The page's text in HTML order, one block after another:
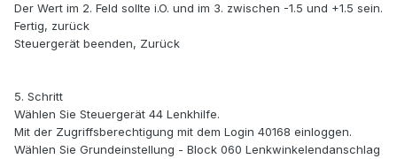
Der Wert im 2. Feld sollte i.O. und im 3. zwischen -1.5 und +1.5 sein.
Fertig, zurück
Steuergerät beenden, Zurück
5. Schritt
Wählen Sie Steuergerät 44 Lenkhilfe.
Mit der Zugriffsberechtigung mit dem Login 40168 einloggen.
Wählen Sie Grundeinstellung - Block 060 Lenkwinkelendanschlag